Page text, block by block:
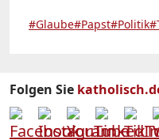
#Glaube#Papst#Politik
Folgen Sie